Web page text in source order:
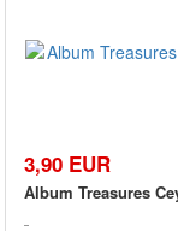
3,90 EUR
Album Treasures